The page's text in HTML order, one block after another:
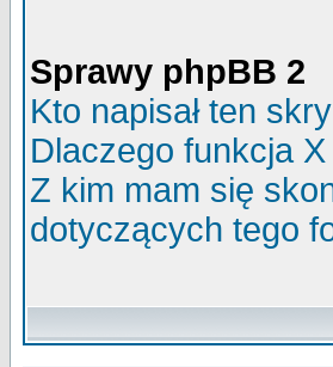
Sprawy phpBB 2
Kto napisał ten
Dlaczego funkcja
Z kim mam się
dotyczących tego